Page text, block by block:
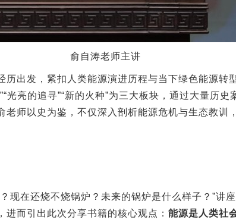
俞自涛老师主讲
出发，紧扣人类能源演进历程与当下绿色能源转
光亮的追寻”“新的火种”为三大板块，通过大量历
师以史为鉴，不仅深入剖析能源危机与生态教训
现在还烧不烧锅炉？未来的锅炉是什么样子？”讲
而引出此次分享书籍的核心观点： 能源是人类社